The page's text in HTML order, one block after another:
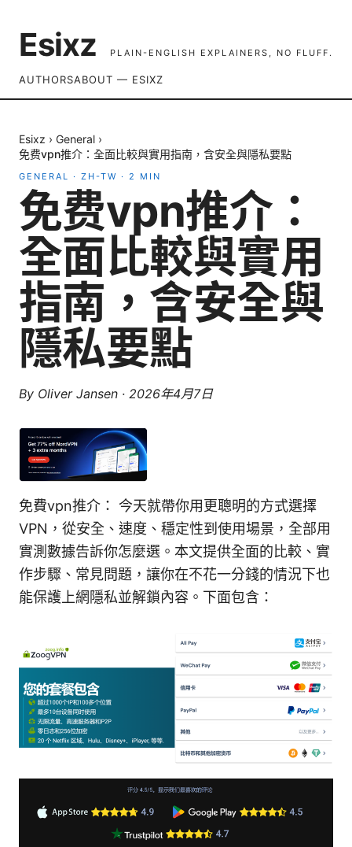
Esixz PLAIN-ENGLISH EXPLAINERS, NO FLUFF.
AUTHORSABOUT — ESIXZ
Esixz › General ›
免费vpn推介：全面比較與實用指南，含安全與隱私要點
GENERAL · ZH-TW · 2 MIN
免费vpn推介：
全面比較與實用
指南，含安全與
隱私要點
By Oliver Jansen · 2026年4月7日
免費vpn推介： 今天就帶你用更聰明的方式選擇
VPN，從安全、速度、穩定性到使用場景，全部用
實測數據告訴你怎麼選。本文提供全面的比較、實
作步驟、常見問題，讓你在不花一分錢的情況下也
能保護上網隱私並解鎖內容。下面包含：